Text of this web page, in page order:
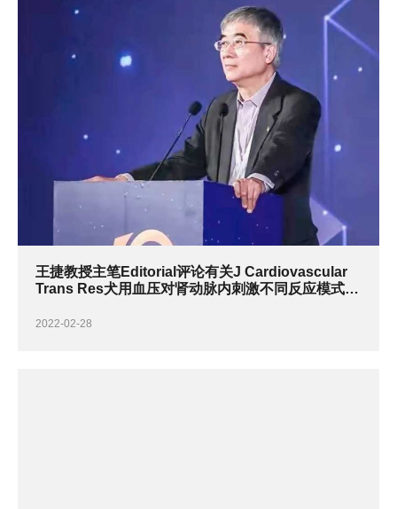
王捷教授主笔Editorial评论有关J Cardiovascular
Trans Res犬用血压对肾动脉内刺激不同反应模式判
2022-02-28